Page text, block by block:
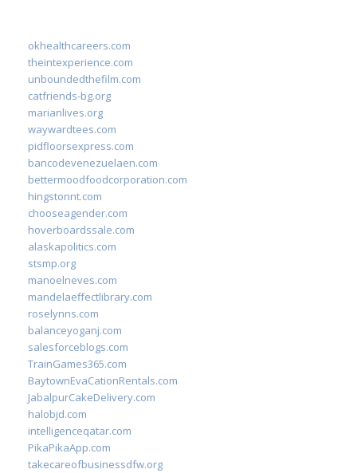
okhealthcareers.com
theintexperience.com
unboundedthefilm.com
catfriends-bg.org
marianlives.org
waywardtees.com
pidfloorsexpress.com
bancodevenezuelaen.com
bettermoodfoodcorporation.com
hingstonnt.com
chooseagender.com
hoverboardssale.com
alaskapolitics.com
stsmp.org
manoelneves.com
mandelaeffectlibrary.com
roselynns.com
balanceyoganj.com
salesforceblogs.com
TrainGames365.com
BaytownEvaCationRentals.com
JabalpurCakeDelivery.com
halobjd.com
intelligenceqatar.com
PikaPikaApp.com
takecareofbusinessdfw.org